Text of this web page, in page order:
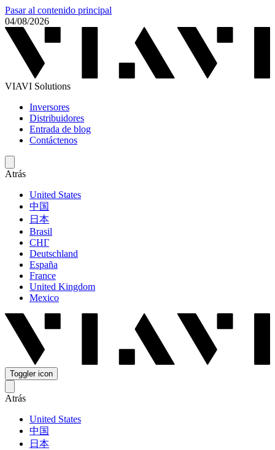
Pasar al contenido principal
04/08/2026
VIAVI Solutions
Inversores
Distribuidores
Entrada de blog
Contáctenos
Atrás
United States
中国
日本
Brasil
СНГ
Deutschland
España
France
United Kingdom
Mexico
Toggler icon
Atrás
United States
中国
日本